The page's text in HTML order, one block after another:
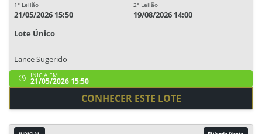
1° Leilão
21/05/2026 15:50
2° Leilão
19/08/2026 14:00
Lote Único
Lance Sugerido
INICIA EM
21/05/2026 15:50
CONHECER ESTE LOTE